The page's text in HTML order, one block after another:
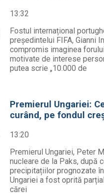
13:32
Fostul internațional
președintelui FIFA, Gianni
compromis imaginea
motivate de interese
putea scrie „10.000 de
Premierul Ungariei:
curând, pe fondul
13:20
Premierul Ungariei, Peter
nucleare de la Paks, după
precipitațiilor prognozate
Ungariei a fost oprită
cărei